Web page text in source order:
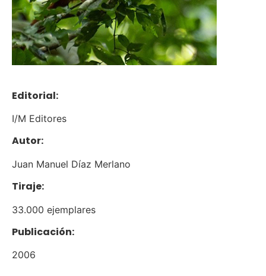
Editorial:
I/M Editores
Autor:
Juan Manuel Díaz Merlano
Tiraje:
33.000 ejemplares
Publicación:
2006